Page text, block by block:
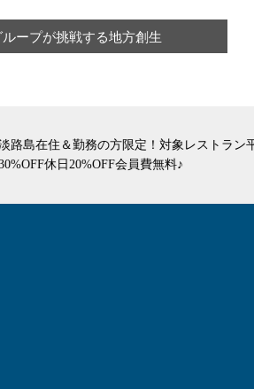
ープが挑戦する地方創生
在住＆勤務の方限定！対象レストラン平日
休日20%OFF会員費無料♪